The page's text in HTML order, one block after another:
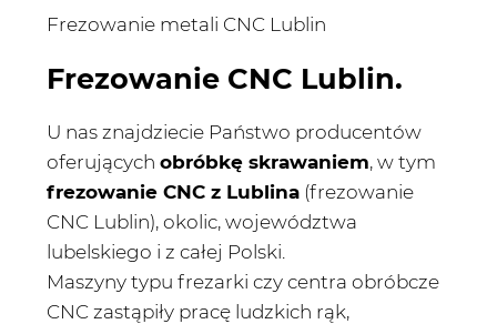
Frezowanie metali CNC Lublin
Frezowanie CNC Lublin.
U nas znajdziecie Państwo producentów
oferujących obróbkę skrawaniem, w tym
frezowanie CNC z Lublina (frezowanie
CNC Lublin), okolic, województwa
lubelskiego i z całej Polski.
Maszyny typu frezarki czy centra obróbcze
CNC zastąpiły pracę ludzkich rąk,